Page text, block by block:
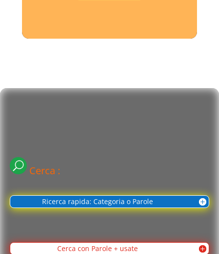
Cerca :
Ricerca rapida: Categoria o Parole
Cerca con Parole + usate